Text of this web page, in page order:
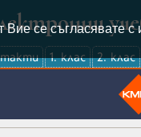
Вие се съгласявате с
1. клас 2. клас